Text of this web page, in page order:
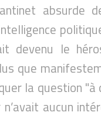
absurde
devenu le
que
la question
aucun